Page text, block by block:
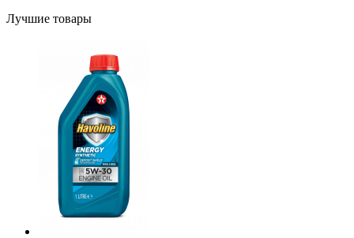
Лучшие товары